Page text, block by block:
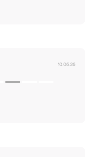
10.06.26